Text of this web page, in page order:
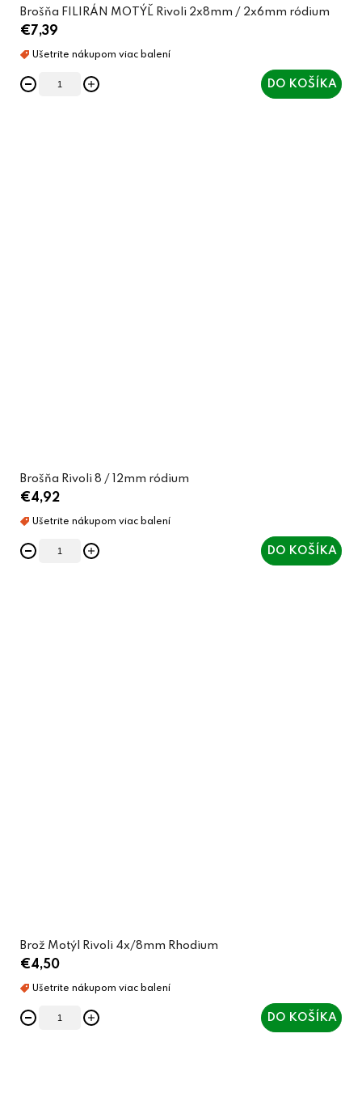
Brošňa FILIRÁN MOTÝĽ Rivoli 2x8mm / 2x6mm ródium
€7,39
DO KOŠÍKA
Brošňa Rivoli 8 / 12mm ródium
€4,92
DO KOŠÍKA
Brož Motýl Rivoli 4x/8mm Rhodium
€4,50
DO KOŠÍKA